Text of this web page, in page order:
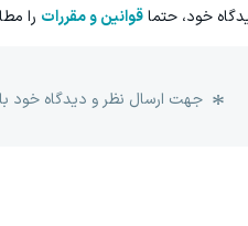
خود، حتماقوانین و مقررات را
جهت ارسال نظر و دیدگاه خود